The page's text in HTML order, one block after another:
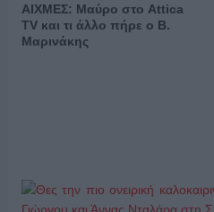
ΑΙΧΜΕΣ: Μαύρο στο Attica
TV και τι άλλο πήρε ο Β.
Μαρινάκης